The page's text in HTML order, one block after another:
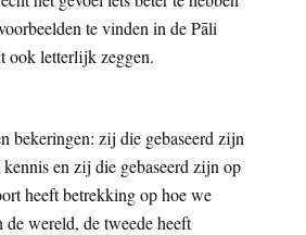
te vinden in de Pāli
ook letterlijk zeggen.
bekeringen: zij die gebaseerd zijn
en zij die gebaseerd zijn op
heeft betrekking op hoe we
de wereld, de tweede heeft